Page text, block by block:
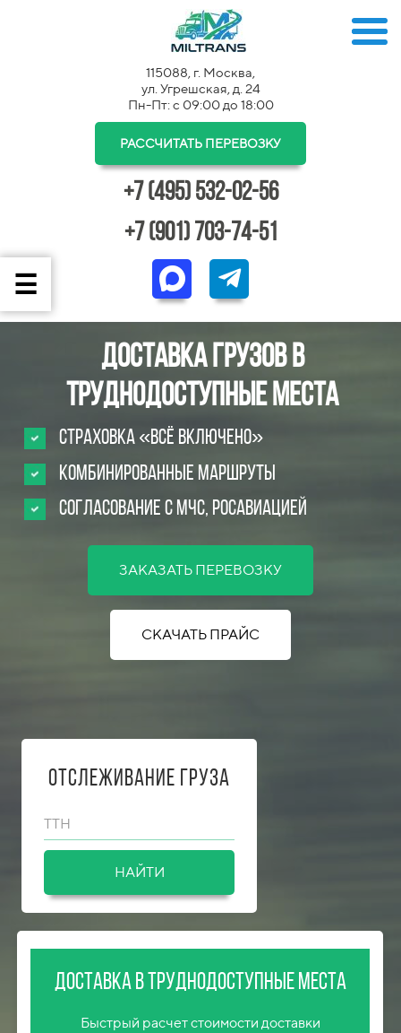
115088, г. Москва,
ул. Угрешская, д. 24
Пн-Пт: с 09:00 до 18:00
РАССЧИТАТЬ ПЕРЕВОЗКУ
+7 (495) 532-02-56
+7 (901) 703-74-51
Доставка грузов в
труднодоступные места
Страховка «Всё включено»
Комбинированные маршруты
Согласование с МЧС, Росавиацией
ЗАКАЗАТЬ ПЕРЕВОЗКУ
СКАЧАТЬ ПРАЙС
Отслеживание груза
ТТН
НАЙТИ
Доставка в труднодоступные места
Быстрый расчет стоимости доставки